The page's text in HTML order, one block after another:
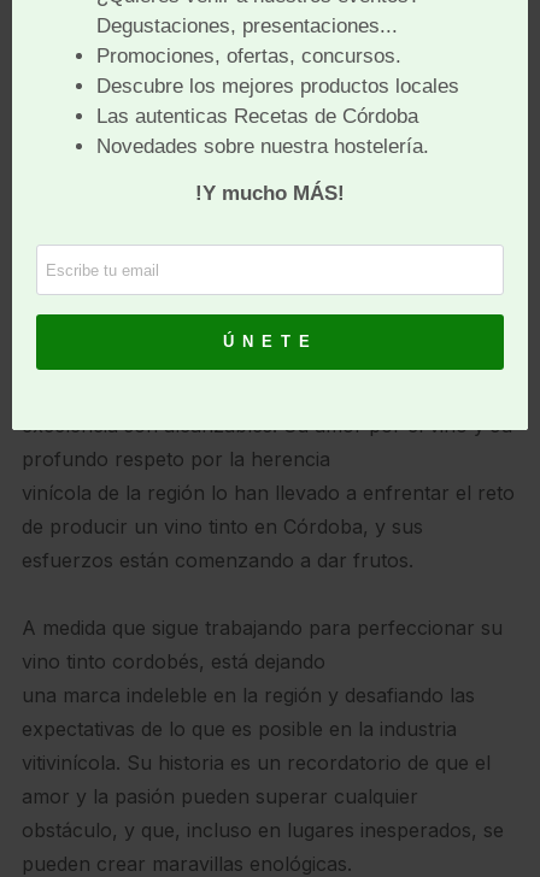
uvas, y ha optado por la variedad de uva Syrah.
Pero más allá de las condiciones técnicas, el proyecto
de Eugenio también destaca el
valor del producto local, contribuyendo al desarrollo
económico local y a la mejora de
El compromiso de Eugenio con Córdoba es un
testimonio del poder de la pasión y la
excelencia son alcanzables. Su amor por el vino y su
profundo respeto por la herencia
vinícola de la región lo han llevado a enfrentar el reto
de producir un vino tinto en Córdoba, y sus
esfuerzos están comenzando a dar frutos.
A medida que sigue trabajando para perfeccionar su
vino tinto cordobés, está dejando
una marca indeleble en la región y desafiando las
expectativas de lo que es posible en la industria
vitivinícola. Su historia es un recordatorio de que el
amor y la pasión pueden superar cualquier
obstáculo, y que, incluso en lugares inesperados, se
pueden crear maravillas enológicas.